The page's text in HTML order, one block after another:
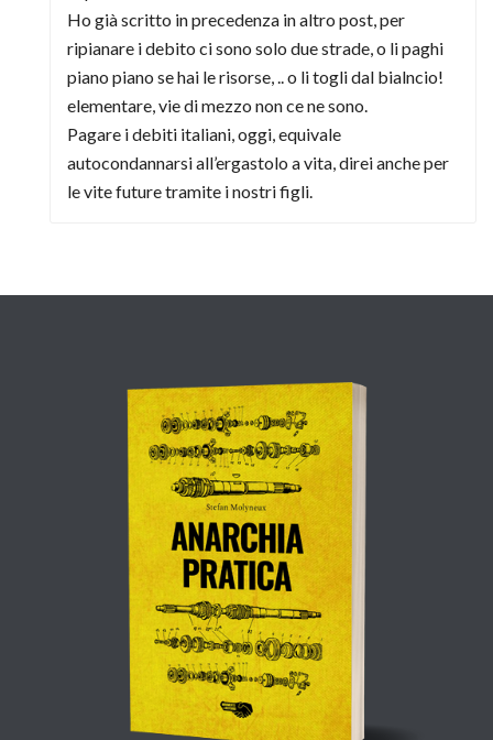
Ho già scritto in precedenza in altro post, per
ripianare i debito ci sono solo due strade, o li paghi
piano piano se hai le risorse, .. o li togli dal bialncio!
elementare, vie di mezzo non ce ne sono.
Pagare i debiti italiani, oggi, equivale
autocondannarsi all’ergastolo a vita, direi anche per
le vite future tramite i nostri figli.